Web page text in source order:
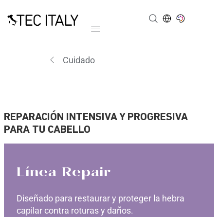
Mobile navigation
Cuidado
REPARACIÓN INTENSIVA Y PROGRESIVA
PARA TU CABELLO
Línea Repair
Diseñado para restaurar y proteger la hebra
capilar contra roturas y daños.